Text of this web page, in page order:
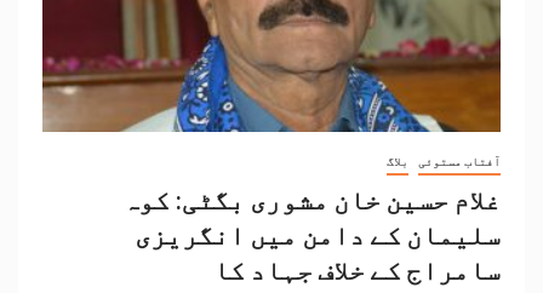
آفتاب مستوئی بلاگ
غلام حسین خان مشوری بگٹی: کوہ
سلیمان کے دامن میں انگریزی
سامراج کے خلاف جہاد کا